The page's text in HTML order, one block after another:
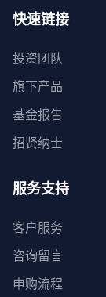
快速链接
投资团队
旗下产品
基金报告
招贤纳士
服务支持
客户服务
咨询留言
申购流程